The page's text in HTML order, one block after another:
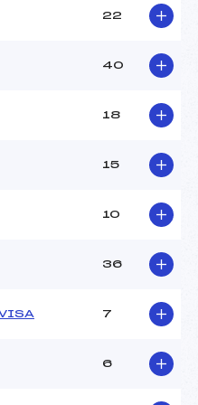
AUBERT BAPTISTE (MB)
66.7700
22
40
18
15
10
36
7
6